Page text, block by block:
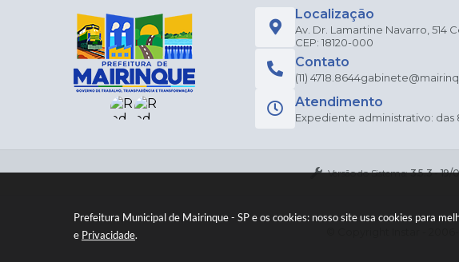
Prefeitura Municipal de Mairinque - SP e os cookies: nosso site usa cookies para
e Privacidade.
Localização
Av. Dr. Lamartine Navarro, 514
CEP: 18120-000
Contato
(11) 4718.8644
Atendimento
Expediente administrativo: das
Versão do Sistema:3.5.3 - 19/